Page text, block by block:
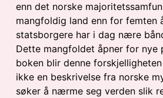
enn det norske
mangfoldig land enn for femten
statsborgere har i dag nære
Dette mangfoldet åpner for nye
boken blir denne
ikke en beskrivelse fra norske
søker å nærme seg verden slik